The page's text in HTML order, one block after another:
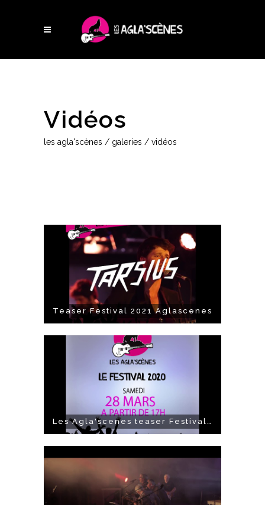
Vidéos
les agla'scènes / galeries / vidéos
Teaser Festival 2021 Aglascenes
Les Agla'scenes teaser Festival 2020